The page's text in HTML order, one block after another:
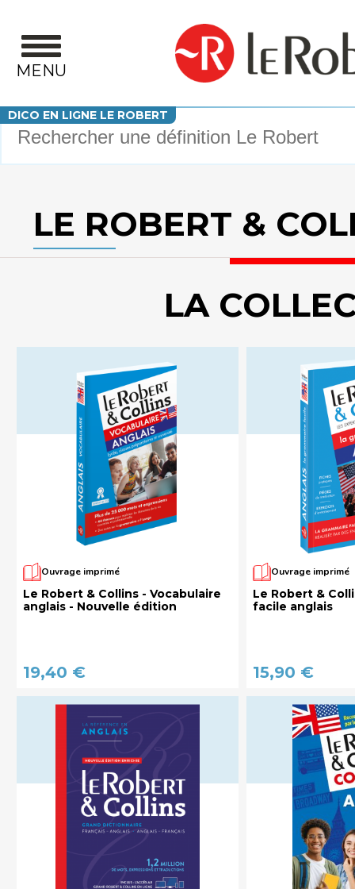
MENU
DICO EN LIGNE LE ROBERT
Votre recherche
LE ROBERT &
LA
Ouvrage imprimé
Le Robert & Collins - Vocabulaire
anglais - Nouvelle édition
19,40 €
Ouvrage imprimé
Le Robert &
facile anglais
15,90 €